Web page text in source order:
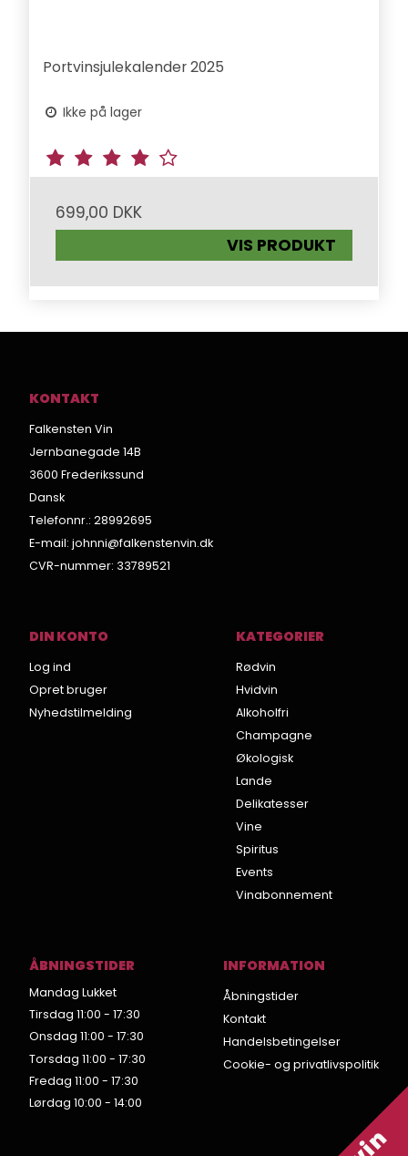
Portvinsjulekalender 2025
Ikke på lager
699,00 DKK
VIS PRODUKT
KONTAKT
Falkensten Vin
Jernbanegade 14B
3600 Frederikssund
Dansk
Telefonnr.: 28992695
E-mail: johnni@falkenstenvin.dk
CVR-nummer: 33789521
DIN KONTO
Log ind
Opret bruger
Nyhedstilmelding
KATEGORIER
Rødvin
Hvidvin
Alkoholfri
Champagne
Økologisk
Lande
Delikatesser
Vine
Spiritus
Events
Vinabonnement
ÅBNINGSTIDER
Mandag Lukket
Tirsdag 11:00 - 17:30
Onsdag 11:00 - 17:30
Torsdag 11:00 - 17:30
Fredag 11:00 - 17:30
Lørdag 10:00 - 14:00
INFORMATION
Åbningstider
Kontakt
Handelsbetingelser
Cookie- og privatlivspolitik